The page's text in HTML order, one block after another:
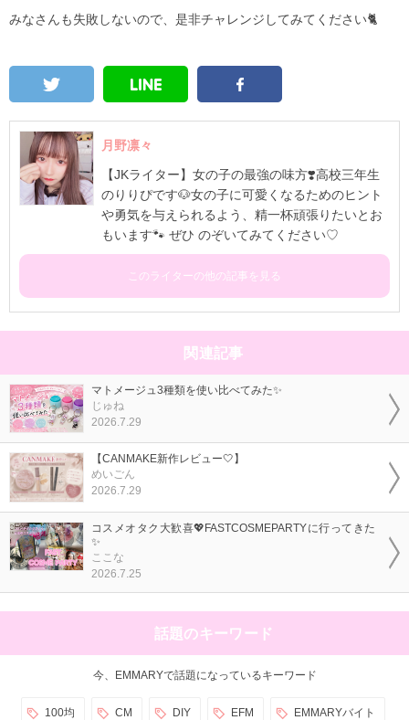
みなさんも失敗しないので、是非チャレンジしてみてください🐈
月野凛々
【JKライター】女の子の最強の味方❣️高校三年生
のりりぴです🐶女の子に可愛くなるためのヒント
や勇気を与えられるよう、精一杯頑張りたいとお
もいます🐾 ぜひ のぞいてみてください♡
このライターの他の記事を見る
関連記事
マトメージュ3種類を使い比べてみた✨
じゅね
2026.7.29
【CANMAKE新作レビュー🤍】
めいごん
2026.7.29
コスメオタク大歓喜💖FASTCOSMEPARTYに行ってきた
✨
ここな
2026.7.25
話題のキーワード
今、EMMARYで話題になっているキーワード
100均 CM DIY EFM EMMARYバイト